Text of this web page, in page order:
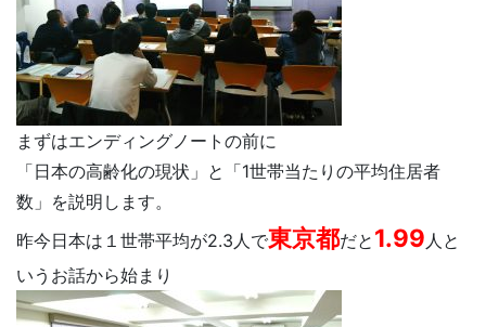
まずはエンディングノートの前に
「日本の高齢化の現状」と「1世帯当たりの平均住居者
数」を説明します。
昨今日本は１世帯平均が2.3人で東京都だと 1.99人と
いうお話から始まり